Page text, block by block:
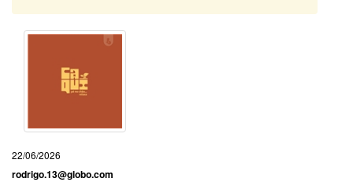
22/06/2026
rodrigo.13@globo.com